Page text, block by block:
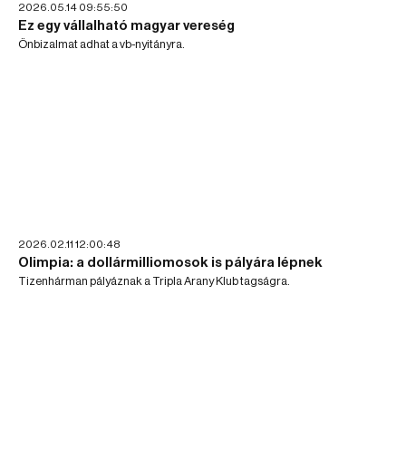
2026.05.14 09:55:50
Ez egy vállalható magyar vereség
Önbizalmat adhat a vb-nyitányra.
2026.02.11 12:00:48
Olimpia: a dollármilliomosok is pályára lépnek
Tizenhárman pályáznak a Tripla Arany Klub tagságra.